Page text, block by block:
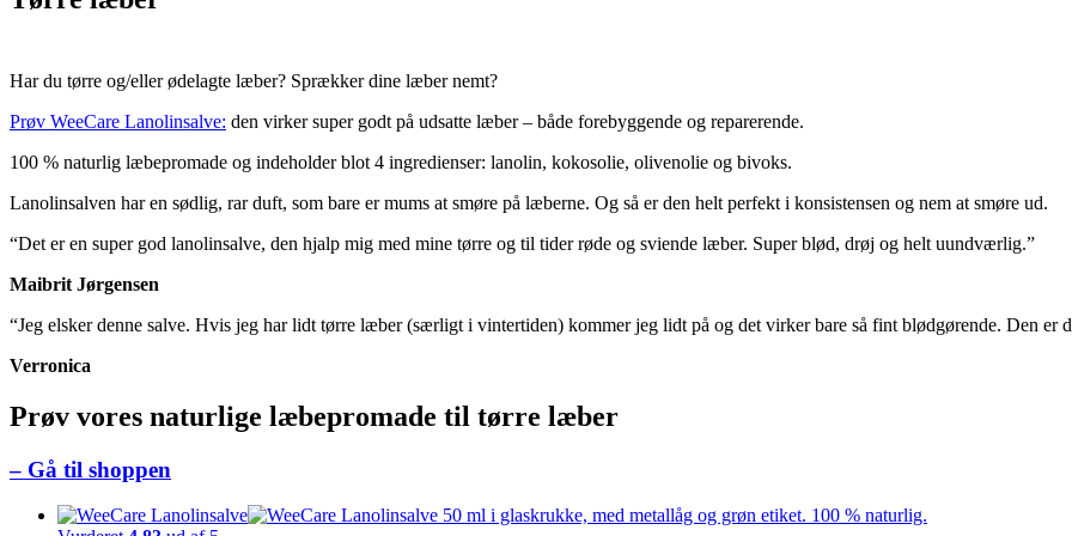
Har du tørre og/eller ødelagte læber? Sprækker dine læber nemt?
Prøv WeeCare Lanolinsalve: den virker super godt på udsatte læber – både forebyggende og reparerende.
100 % naturlig læbepromade og indeholder blot 4 ingredienser: lanolin, kokosolie, olivenolie og bivoks.
Lanolinsalven har en sødlig, rar duft, som bare er mums at smøre på læberne. Og så er den helt perfekt i konsistensen og nem at smøre ud.
“Det er en super god lanolinsalve, den hjalp mig med mine tørre og til tider røde og sviende læber. Super blød, drøj og helt uundværlig.”
Maibrit Jørgensen
“Jeg elsker denne salve. Hvis jeg har lidt tørre læber (særligt i vintertiden) kommer jeg lidt på og det virker bare så fint blødgørende. Den er
Verronica
Prøv vores naturlige læbepromade til tørre læber
– Gå til shoppen